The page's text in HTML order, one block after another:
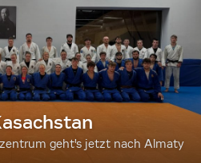
geht's jetzt nach Almaty